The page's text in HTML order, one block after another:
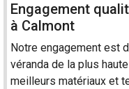
Engagement
à Calmont
Notre engagement est
véranda de la plus
meilleurs matériaux et